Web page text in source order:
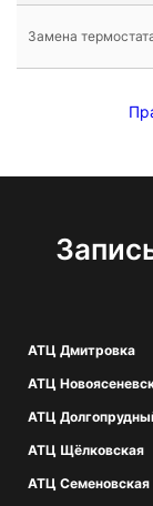
Замена
АТЦ Дмитровка
АТЦ
АТЦ
АТЦ Щёлковская
АТЦ Семеновская